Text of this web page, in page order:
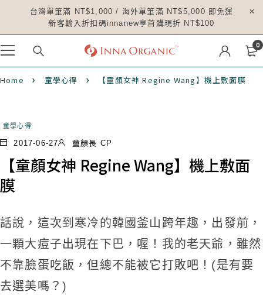
台灣單筆滿 NT$1,000 / 海外單筆滿 NT$5,000 即免運
新客輸入折扣碼innanew享首購現折 NT$100
0
Home 童學心得 【童顏女神 Regine Wang】機上敷面膜
童學心得
2017-06-27 童顏長 CP
【童顏女神 Regine Wang】機上敷面
膜
話說，這次到寒冷的韓國釜山跨年趣，出發前，
一顆大痘子出現在下巴，喔！我的老天爺，雖然
不靠臉蛋吃飯，但總不能被它打敗吧！(是有要
去選美嗎？)